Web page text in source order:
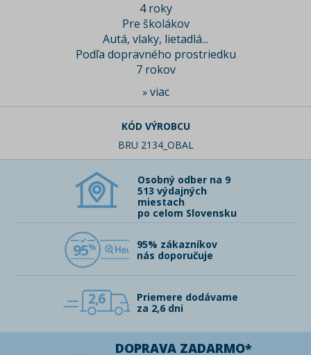
4 roky
Pre školákov
Autá, vlaky, lietadlá...
Podľa dopravného prostriedku
7 rokov
» viac
KÓD VÝROBCU
BRU 2134_OBAL
Osobný odber na 9
513 výdajných
miestach
po celom Slovensku
95
95% zákazníkov
nás doporučuje
2,6
Priemere dodávame
za 2,6 dni
DOPRAVA ZADARMO*